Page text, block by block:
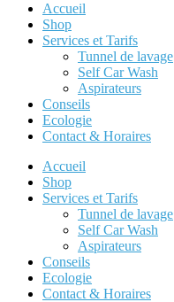
Accueil
Shop
Services et Tarifs
Tunnel de lavage
Self Car Wash
Aspirateurs
Conseils
Ecologie
Contact & Horaires
Accueil
Shop
Services et Tarifs
Tunnel de lavage
Self Car Wash
Aspirateurs
Conseils
Ecologie
Contact & Horaires